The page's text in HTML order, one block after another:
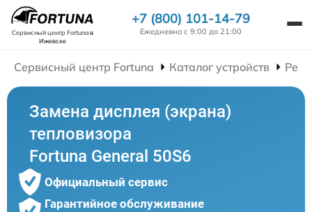
Сервисный центр Fortunaв
Ижевске
+7 (800) 101-14-79
Ежедневно с 9:00 до 21:00
Сервисный центр Fortuna Каталог устройств
Замена дисплея (экрана)
тепловизора
Fortuna General 50S6
Официальный сервис
Гарантийное обслуживание